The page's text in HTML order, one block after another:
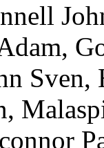
,
Sven,
,